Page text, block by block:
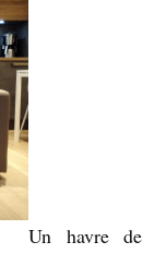
Un havre de